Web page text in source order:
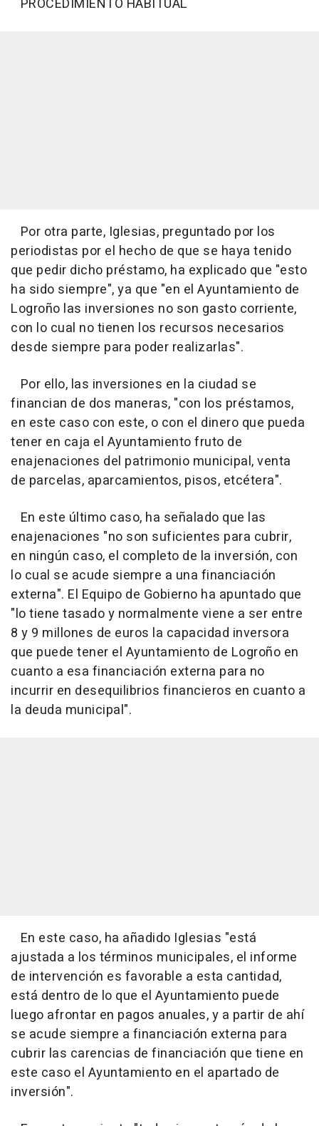
PROCEDIMIENTO HABITUAL
Por otra parte, Iglesias, preguntado por los
periodistas por el hecho de que se haya tenido
que pedir dicho préstamo, ha explicado que "esto
ha sido siempre", ya que "en el Ayuntamiento de
Logroño las inversiones no son gasto corriente,
con lo cual no tienen los recursos necesarios
desde siempre para poder realizarlas".
Por ello, las inversiones en la ciudad se
financian de dos maneras, "con los préstamos,
en este caso con este, o con el dinero que pueda
tener en caja el Ayuntamiento fruto de
enajenaciones del patrimonio municipal, venta
de parcelas, aparcamientos, pisos, etcétera".
En este último caso, ha señalado que las
enajenaciones "no son suficientes para cubrir,
en ningún caso, el completo de la inversión, con
lo cual se acude siempre a una financiación
externa". El Equipo de Gobierno ha apuntado que
"lo tiene tasado y normalmente viene a ser entre
8 y 9 millones de euros la capacidad inversora
que puede tener el Ayuntamiento de Logroño en
cuanto a esa financiación externa para no
incurrir en desequilibrios financieros en cuanto a
la deuda municipal".
En este caso, ha añadido Iglesias "está
ajustada a los términos municipales, el informe
de intervención es favorable a esta cantidad,
está dentro de lo que el Ayuntamiento puede
luego afrontar en pagos anuales, y a partir de ahí
se acude siempre a financiación externa para
cubrir las carencias de financiación que tiene en
este caso el Ayuntamiento en el apartado de
inversión".